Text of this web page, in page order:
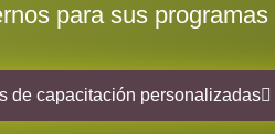
para sus programas
de capacitación personalizadas